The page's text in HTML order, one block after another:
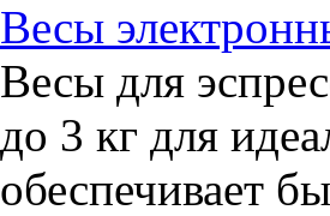
Весы
​Весы для
до 3 кг для
обеспечивает